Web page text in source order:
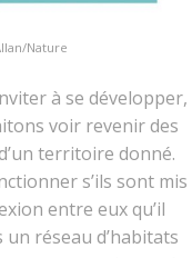
Nature
à se développer,
voir revenir des
territoire donné.
s’ils sont mis
entre eux qu’il
réseau d’habitats